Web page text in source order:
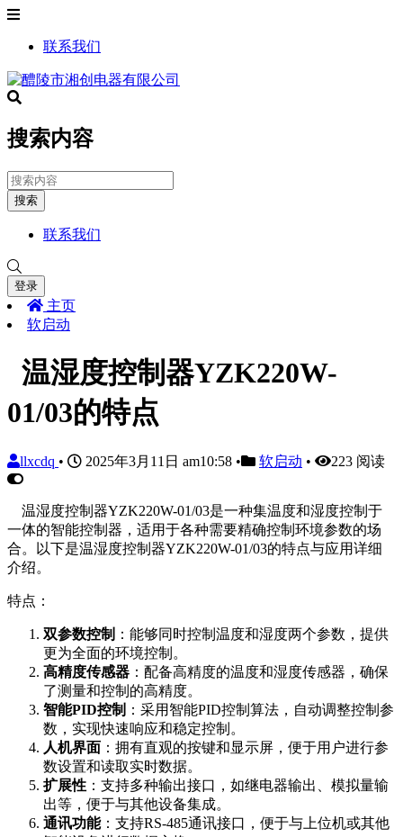
联系我们
搜索内容
搜索
联系我们
登录
主页
软启动
温湿度控制器YZK220W-
01/03的特点
llxcdq • 2025年3月11日 am10:58 • 软启动 • 223 阅读
温湿度控制器YZK220W-01/03是一种集温度和湿度控制于
一体的智能控制器，适用于各种需要精确控制环境参数的场
合。以下是温湿度控制器YZK220W-01/03的特点与应用详细
介绍。
特点：
双参数控制 ：能够同时控制温度和湿度两个参数，提供
更为全面的环境控制。
高精度传感器 ：配备高精度的温度和湿度传感器，确保
了测量和控制的高精度。
智能PID控制 ：采用智能PID控制算法，自动调整控制参
数，实现快速响应和稳定控制。
人机界面 ：拥有直观的按键和显示屏，便于用户进行参
数设置和读取实时数据。
扩展性 ：支持多种输出接口，如继电器输出、模拟量输
出等，便于与其他设备集成。
通讯功能：支持RS-485通讯接口，便于与上位机或其他